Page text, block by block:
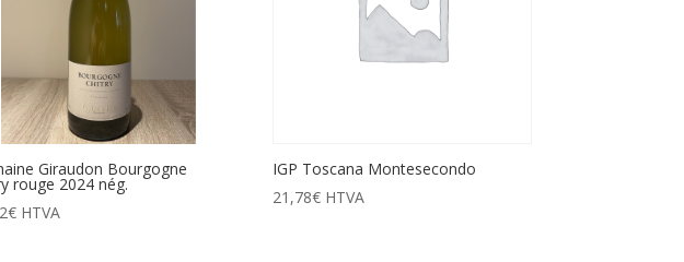
Giraudon Bourgogne
rouge 2024 nég.
€ HTVA
IGP Toscana Montesecondo
21,78€ HTVA